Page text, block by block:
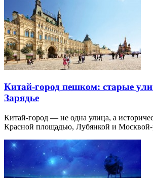
Китай-город пешком: старые
Зарядье
Китай-город — не одна улица, а
Красной площадью, Лубянкой и Москвой-